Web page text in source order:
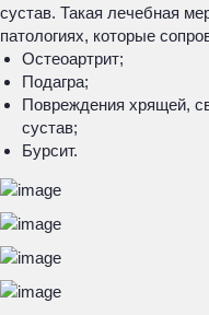
сустав. Такая лечебная
патологиях, которые
Остеоартрит;
Подагра;
Повреждения хрящей,
сустав;
Бурсит.